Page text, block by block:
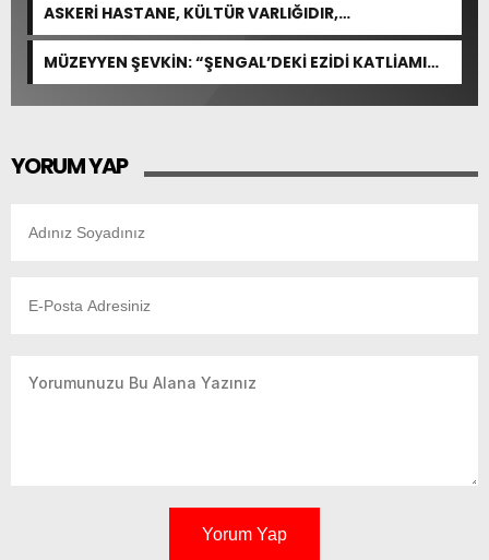
ASKERİ HASTANE, KÜLTÜR VARLIĞIDIR,
ÖZELLEŞTİRİLEMEZ!
MÜZEYYEN ŞEVKİN: “ŞENGAL’DEKİ EZİDİ KATLİAMI
İNSANLIĞIN ORTAK ACISIDIR”
YORUM YAP
Yorum Yap